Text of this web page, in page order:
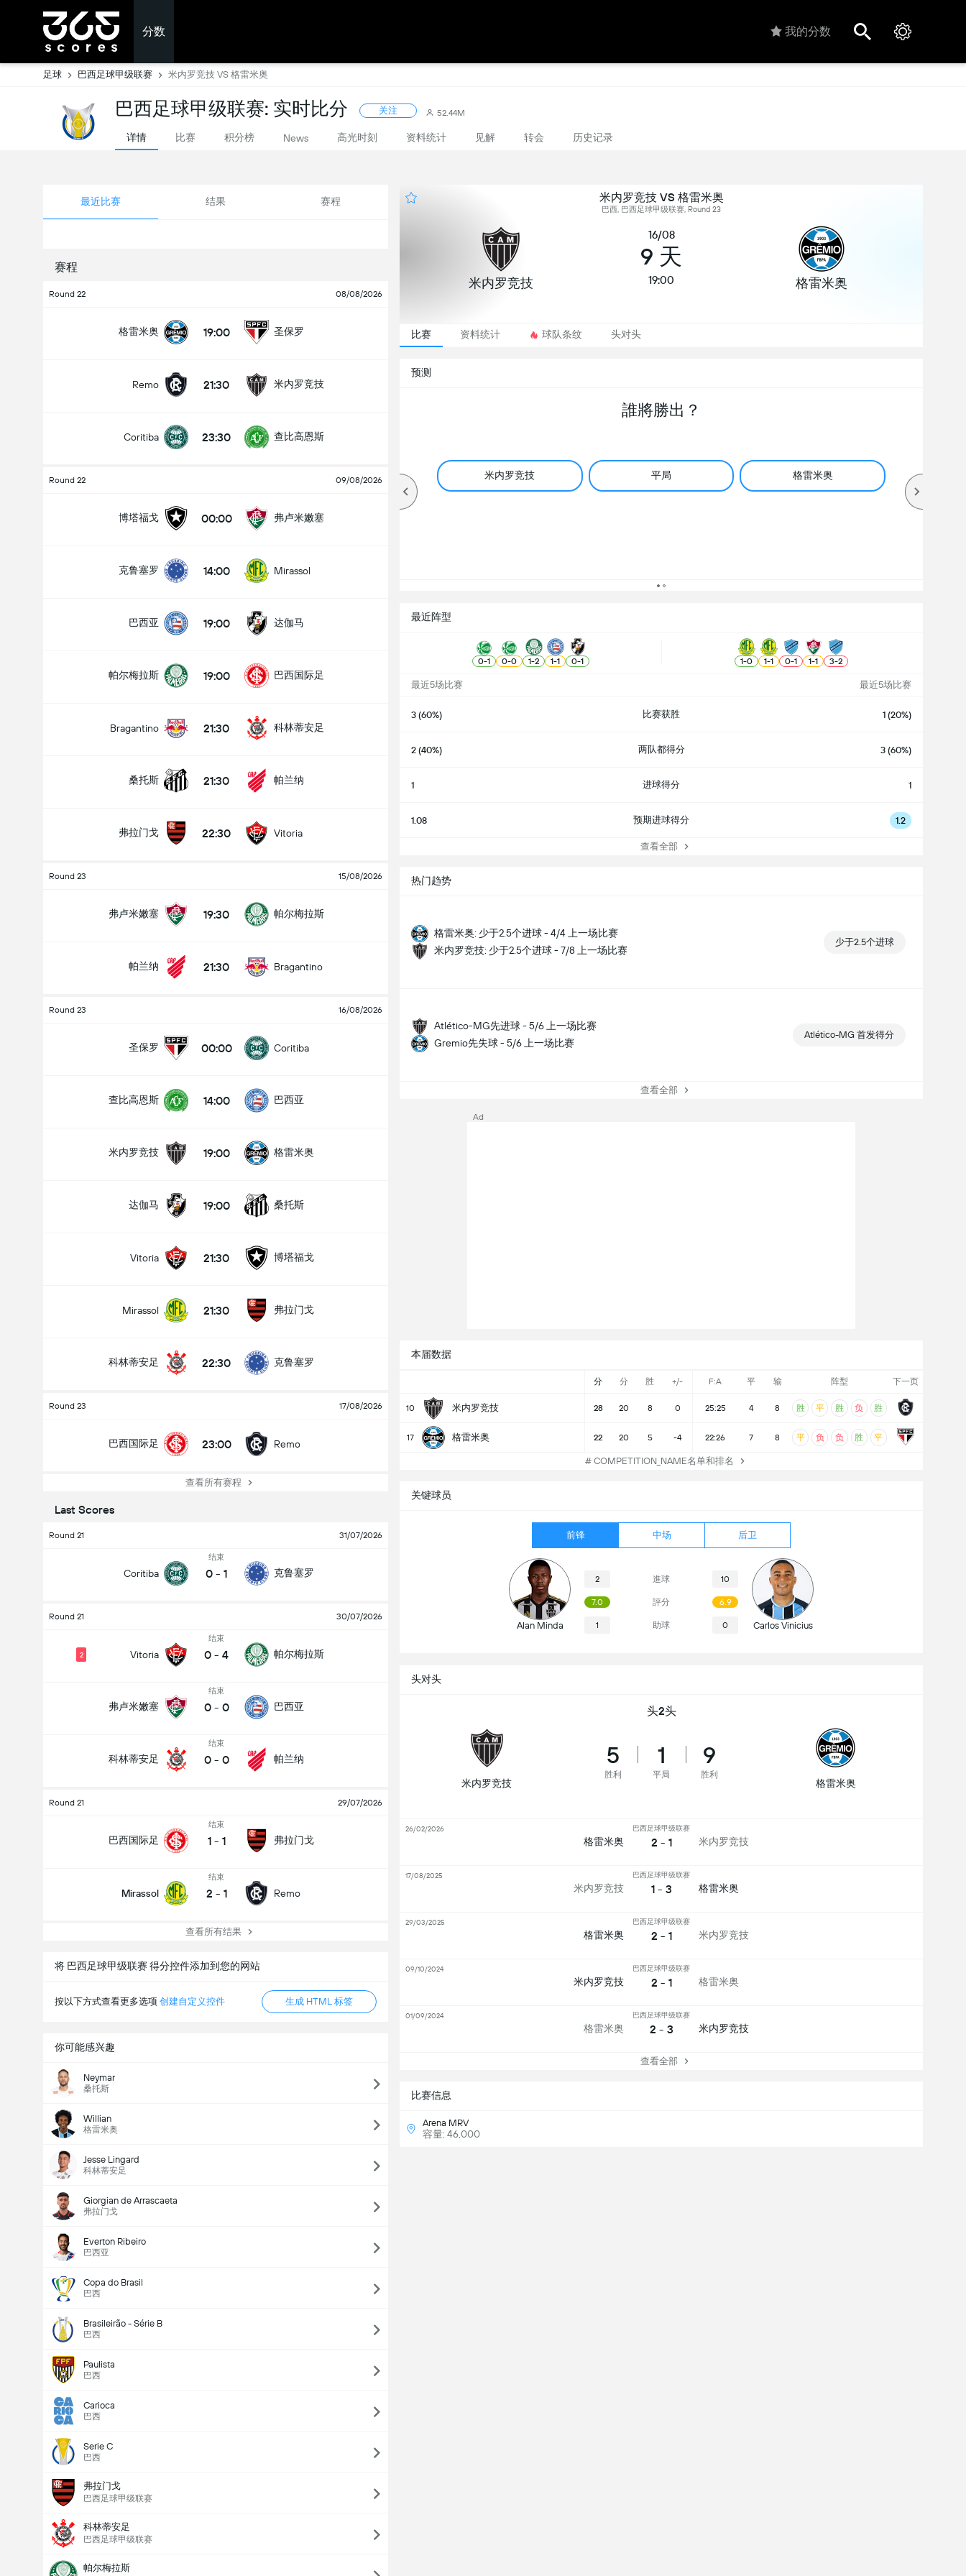
分数 我的分数
足球 巴西足球甲级联赛 米内罗竞技 VS 格雷米奥
巴西足球甲级联赛: 实时比分 关注 52.44M
详情 比赛 积分榜 News 高光时刻 资料统计 见解 转会 历史记录
最近比赛 结果 赛程
赛程
Round 22 08/08/2026
格雷米奥 19:00 圣保罗
Remo 21:30 米内罗竞技
Coritiba 23:30 查比高恩斯
Round 22 09/08/2026
博塔福戈 00:00 弗卢米嫩塞
克鲁塞罗 14:00 Mirassol
巴西亚 19:00 达伽马
帕尔梅拉斯 19:00 巴西国际足
Bragantino 21:30 科林蒂安足
桑托斯 21:30 帕兰纳
弗拉门戈 22:30 Vitoria
Round 23 15/08/2026
弗卢米嫩塞 19:30 帕尔梅拉斯
帕兰纳 21:30 Bragantino
Round 23 16/08/2026
圣保罗 00:00 Coritiba
查比高恩斯 14:00 巴西亚
米内罗竞技 19:00 格雷米奥
达伽马 19:00 桑托斯
Vitoria 21:30 博塔福戈
Mirassol 21:30 弗拉门戈
科林蒂安足 22:30 克鲁塞罗
Round 23 17/08/2026
巴西国际足 23:00 Remo
查看所有赛程
Last Scores
Round 21 31/07/2026
Coritiba
结束
0 - 1 克鲁塞罗
Round 21 30/07/2026
Vitoria
2
结束
0 - 4 帕尔梅拉斯
弗卢米嫩塞
结束
0 - 0 巴西亚
科林蒂安足
结束
0 - 0 帕兰纳
Round 21 29/07/2026
巴西国际足
结束
1 - 1 弗拉门戈
Mirassol
结束
2 - 1 Remo
查看所有结果
将 巴西足球甲级联赛 得分控件添加到您的网站
按以下方式查看更多选项 创建自定义控件 生成 HTML 标签
你可能感兴趣
Neymar
桑托斯
Willian
格雷米奥
Jesse Lingard
科林蒂安足
Giorgian de Arrascaeta
弗拉门戈
Everton Ribeiro
巴西亚
Copa do Brasil
巴西
Brasileirão - Série B
巴西
Paulista
巴西
Carioca
巴西
Serie C
巴西
弗拉门戈
巴西足球甲级联赛
科林蒂安足
巴西足球甲级联赛
帕尔梅拉斯
米内罗竞技 VS 格雷米奥
巴西, 巴西足球甲级联赛, Round 23
米内罗竞技
16/08
9 天
19:00 格雷米奥
比赛 资料统计 球队条纹 头对头
预测
誰將勝出？
米内罗竞技 平局 格雷米奥
低于
最近阵型
0-1 0-0 1-2 1-1 0-1 1-0 1-1 0-1 1-1 3-2
最近5场比赛 最近5场比赛
3 (60%) 比赛获胜 1 (20%)
2 (40%) 两队都得分 3 (60%)
1 进球得分 1
1.08 预期进球得分 1.2
查看全部
热门趋势
格雷米奥: 少于2.5个进球 - 4/4 上一场比赛
米内罗竞技: 少于2.5个进球 - 7/8 上一场比赛
少于2.5个进球
Atlético-MG先进球 - 5/6 上一场比赛
Gremio先失球 - 5/6 上一场比赛
Atlético-MG 首发得分
查看全部
本届数据
分 分 胜 +/- F:A 平 输 阵型 下一页
10 米内罗竞技 28 20 8 0 25:25 4 8 胜 平 胜 负 胜
17 格雷米奥 22 20 5 -4 22:26 7 8 平 负 负 胜 平
# COMPETITION_NAME名单和排名
关键球员
前锋 中场 后卫
Alan Minda
2 進球 10
7.0 評分 6.9
1 助球 0 Carlos Vinicius
比赛信息
Arena MRV
容量: 46,000
头对头
头2头
米内罗竞技
5
胜利
1
平局
9
胜利
格雷米奥
格雷米奥
巴西足球甲级联赛
2 - 1 米内罗竞技
26/02/2026
米内罗竞技
巴西足球甲级联赛
1 - 3 格雷米奥
17/08/2025
格雷米奥
巴西足球甲级联赛
2 - 1 米内罗竞技
29/03/2025
米内罗竞技
巴西足球甲级联赛
2 - 1 格雷米奥
09/10/2024
格雷米奥
巴西足球甲级联赛
2 - 3 米内罗竞技
01/09/2024
查看全部
Ad